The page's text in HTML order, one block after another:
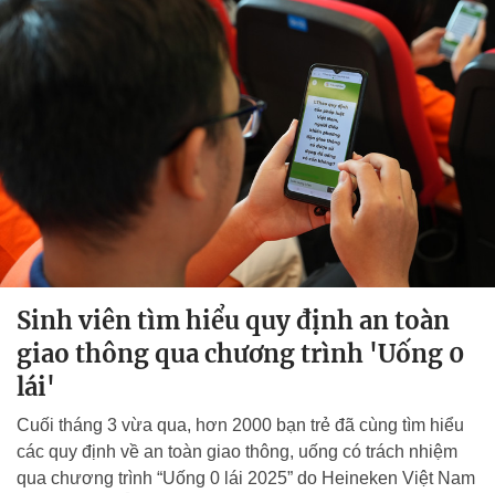
Sinh viên tìm hiểu quy định an toàn
giao thông qua chương trình 'Uống 0
lái'
Cuối tháng 3 vừa qua, hơn 2000 bạn trẻ đã cùng tìm hiểu
các quy định về an toàn giao thông, uống có trách nhiệm
qua chương trình “Uống 0 lái 2025” do Heineken Việt Nam